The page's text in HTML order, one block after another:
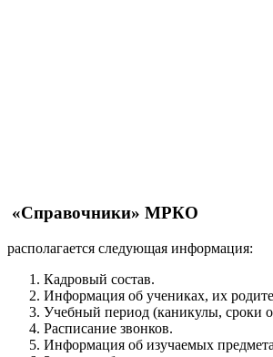
«Справочники» МРКО
располагается следующая информация:
Кадровый состав.
Информация об учениках, их
Учебный период (каникулы, сроки
Расписание звонков.
Информация об изучаемых